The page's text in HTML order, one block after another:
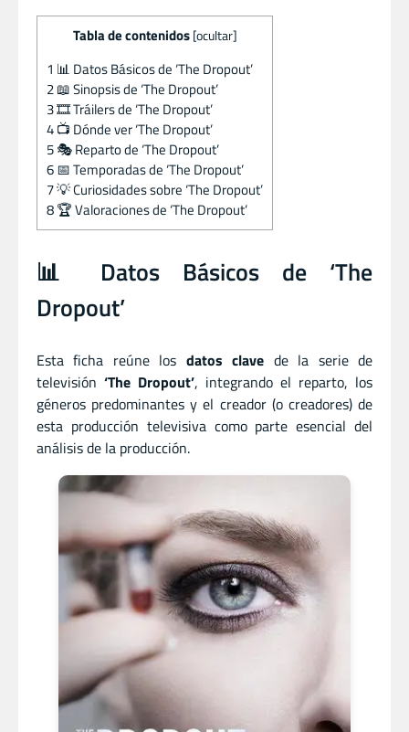
Tabla de contenidos [ocultar]
1 📊 Datos Básicos de ‘The Dropout’
2📖 Sinopsis de ‘The Dropout’
3🎞️ Tráilers de ‘The Dropout’
4📺 Dónde ver ‘The Dropout’
5🎭 Reparto de ‘The Dropout’
6📅 Temporadas de ‘The Dropout’
7💡 Curiosidades sobre ‘The Dropout’
8🏆 Valoraciones de ‘The Dropout’
📊 Datos Básicos de ‘The
Dropout’
Esta ficha reúne los datos clave de la serie de
televisión ‘The Dropout’, integrando el reparto, los
géneros predominantes y el creador (o creadores) de
esta producción televisiva como parte esencial del
análisis de la producción.